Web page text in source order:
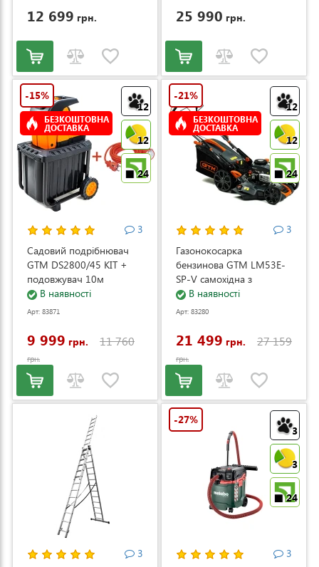
12 699 грн. 25 990 грн.
12
12
24
-15%
БЕЗКОШТОВНА
ДОСТАВКА
3
Садовий подрібнювач
GTM DS2800/45 KIT +
подовжувач 10м
(DS2800/45_KIT+ext.cord)
В наявності
Арт: 83871
9 999 грн. 11 760
грн.
12
12
24
-21%
БЕЗКОШТОВНА
ДОСТАВКА
3
Газонокосарка
бензинова GTM LM53E-
SP-V самохідна з
електростартером та
регулюванням швидкості
В наявності
Арт: 83280
21 499 грн. 27 159
грн.
3
3
3
24
-27%
3